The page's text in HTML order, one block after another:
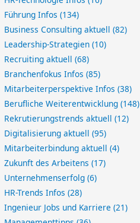
Führung Infos(134)
Business Consulting aktuell(82)
Leadership-Strategien(10)
Recruiting aktuell(68)
Branchenfokus Infos(85)
Mitarbeiterperspektive Infos(38)
Berufliche Weiterentwicklung(148)
Rekrutierungstrends aktuell(12)
Digitalisierung aktuell(95)
Mitarbeiterbindung aktuell(4)
Zukunft des Arbeitens(17)
Unternehmenserfolg(6)
HR-Trends Infos(28)
Ingenieur Jobs und Karriere(21)